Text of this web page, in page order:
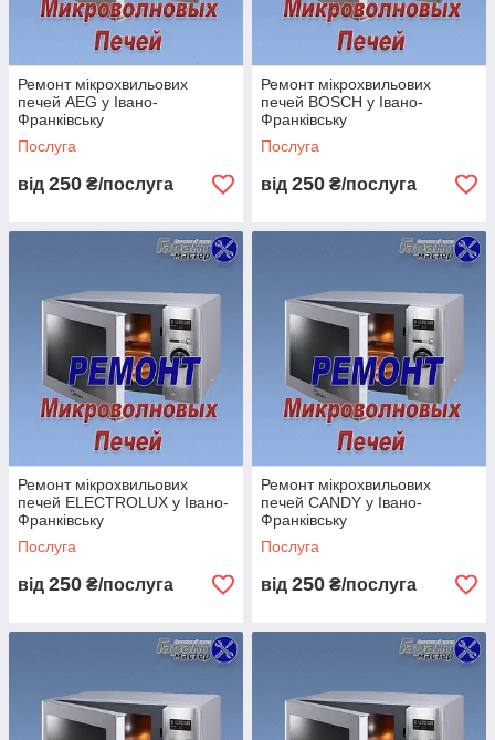
Ремонт мікрохвильових
печей AEG у Івано-
Франківську
Послуга
від 250 ₴/послуга
Ремонт мікрохвильових
печей BOSCH у Івано-
Франківську
Послуга
від 250 ₴/послуга
Ремонт мікрохвильових
печей ELECTROLUX у Івано-
Франківську
Послуга
від 250 ₴/послуга
Ремонт мікрохвильових
печей CANDY у Івано-
Франківську
Послуга
від 250 ₴/послуга